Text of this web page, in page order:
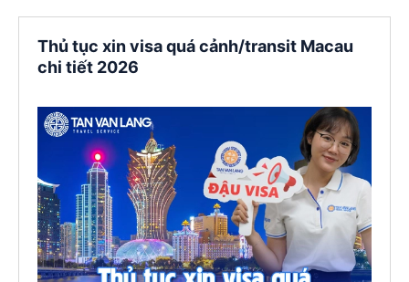
Thủ tục xin visa quá cảnh/transit Macau
chi tiết 2026